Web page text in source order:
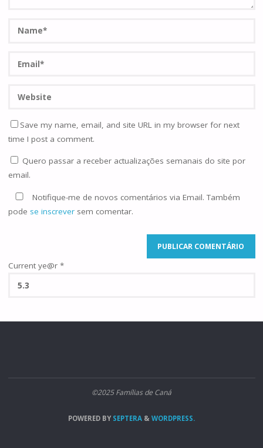
Save my name, email, and site URL in my browser for next
time I post a comment.
Quero passar a receber actualizações semanais do site por
email.
Notifique-me de novos comentários via Email. Também
pode se inscreversem comentar.
Current ye@r *
©2025 Famílias de Caná
POWERED BYSEPTERA & WORDPRESS.